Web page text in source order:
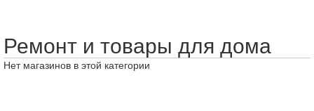
Ремонт и товары для дома
Нет магазинов в этой категории